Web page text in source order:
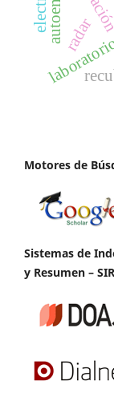
radar
Motores de
Sistemas de
y Resumen – SIR